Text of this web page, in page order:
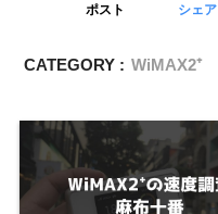
ポスト シェア
CATEGORY : WiMAX2⁺